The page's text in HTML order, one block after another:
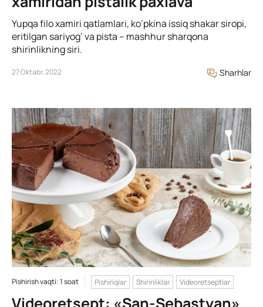
Yupqa filo xamiri qatlamlari, ko’pkina issiq shakar siropi,
eritilgan sariyog’ va pista – mashhur sharqona
shirinlikning siri.
27 Oktabr, 2022 Sharhlar
Pishirish vaqti: 1 soat Pishiriqlar Shirinliklar Videoretseptlar